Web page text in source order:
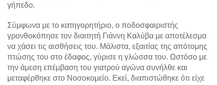
γήπεδο.
Σύμφωνα με το κατηγορητήριο, ο ποδοσφαιριστής
γρονθοκόπησε τον διαιτητή Γιάννη Καλύβα με αποτέλεσμα
να χάσει τις αισθήσεις του. Μάλιστα, εξαιτίας της απότομης
πτώσης του στο έδαφος, γύρισε η γλώσσα του. Ωστόσο με
την άμεση επέμβαση του γιατρού αγώνα συνήλθε και
μεταφέρθηκε στο Νοσοκομείο. Εκεί, διαπιστώθηκε ότι είχε